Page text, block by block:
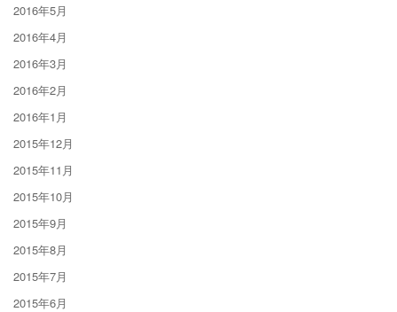
2016年5月
2016年4月
2016年3月
2016年2月
2016年1月
2015年12月
2015年11月
2015年10月
2015年9月
2015年8月
2015年7月
2015年6月